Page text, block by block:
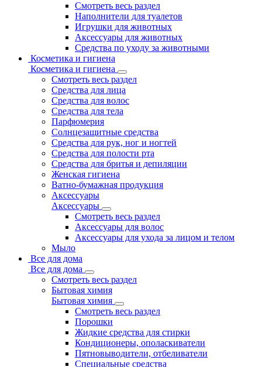
Смотреть весь раздел
Наполнители для туалетов
Игрушки для животных
Аксессуары для животных
Средства по уходу за животными
Косметика и гигиена
Косметика и гигиена
Смотреть весь раздел
Средства для лица
Средства для волос
Средства для тела
Парфюмерия
Солнцезащитные средства
Средства для рук, ног и ногтей
Средства для полости рта
Средства для бритья и депиляции
Женская гигиена
Ватно-бумажная продукция
Аксессуары
Аксессуары
Смотреть весь раздел
Аксессуары для волос
Аксессуары для ухода за лицом и телом
Мыло
Все для дома
Все для дома
Смотреть весь раздел
Бытовая химия
Бытовая химия
Смотреть весь раздел
Порошки
Жидкие средства для стирки
Кондиционеры, ополаскиватели
Пятновыводители, отбеливатели
Специальные средства